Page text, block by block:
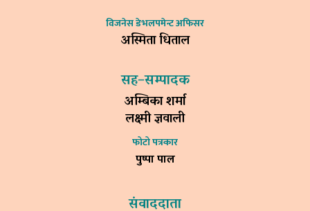
विजनेस डेभलपमेन्ट अफिसर
अस्मिता धिताल
सह–सम्पादक
अम्बिका शर्मा
लक्ष्मी ज्ञवाली
फोटो पत्रकार
पुष्पा पाल
संवाददाता